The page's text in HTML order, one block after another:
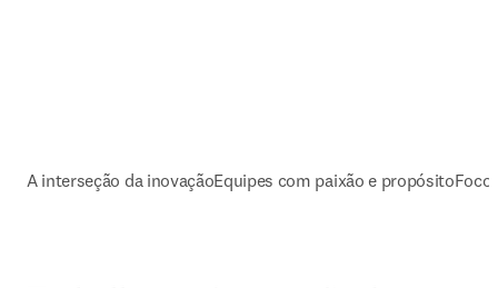
A interseção da inovaçãoEquipes com paixão e propósitoFoco